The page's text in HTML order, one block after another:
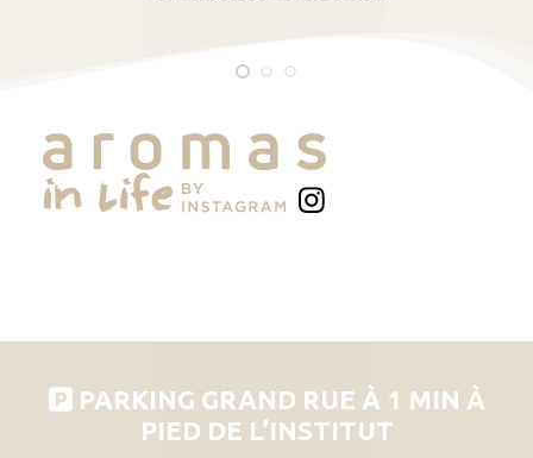
PARKING GRAND RUE À 1 MIN À
PIED DE L’INSTITUT